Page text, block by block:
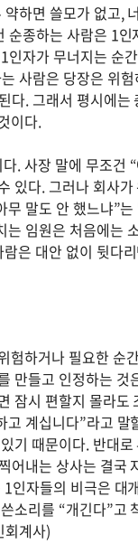
하면 쓸모가 없고,
순종하는 사람은 1인
인자가 무너지는 순
사람은 당장은 위
다. 그래서 평시에는
이다.
. 사장 말에 무조건
있다. 그러나 회사
무 말도 안 했느냐”
는 임원은 처음에는
은 대안 없이 뒷다
험하거나 필요한 순
만들고 인정하는 것
잠시 편할지 몰라도
고 계십니다”라고 말
기 때문이다. 반대
어내는 상사는 결국
인자들의 비극은 대
소리를 “개긴다”고
회계사)